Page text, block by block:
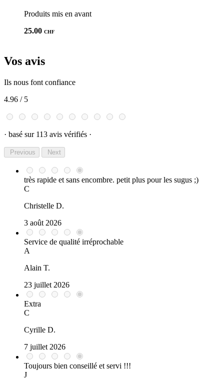
Produits mis en avant
25.00 CHF
Vos avis
Ils nous font confiance
4.96 / 5
· basé sur 113 avis vérifiés ·
Previous Next
très rapide et sans encombre. petit plus pour les sugus ;)
C
Christelle D.
3 août 2026
Service de qualité irréprochable
A
Alain T.
23 juillet 2026
Extra
C
Cyrille D.
7 juillet 2026
Toujours bien conseillé et servi !!!
J